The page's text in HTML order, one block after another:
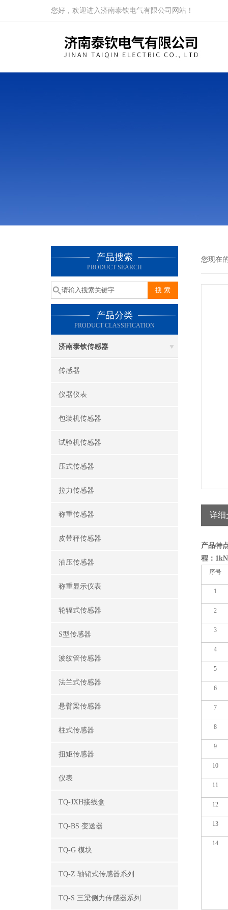
您好，欢迎进入济南泰钦电气有限公司网站！
产品搜索
PRODUCT SEARCH
产品分类
PRODUCT CLASSIFICATION
济南泰钦传感器
传感器
仪器仪表
包装机传感器
试验机传感器
压式传感器
拉力传感器
称重传感器
皮带秤传感器
油压传感器
称重显示仪表
轮辐式传感器
S型传感器
波纹管传感器
法兰式传感器
悬臂梁传感器
柱式传感器
扭矩传感器
仪表
TQ-JXH接线盒
TQ-BS 变送器
TQ-G 模块
TQ-Z 轴销式传感器系列
TQ-S 三梁侧力传感器系列
您现在
详细
产品特
程：
序号
1
2
3
4
5
6
7
8
9
10
11
12
13
14